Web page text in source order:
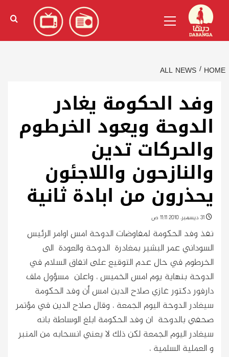
content
الإنجليزية)
Menu
HOME
ALL NEWS
وفد الحكومة يغادر
الدوحة ويعود الخرطوم
والحركات تدين
والنازحون واللاجئون
يحذرون من ابادة ثانية
نفذ وفد الحكومة لمفاوضات الدوحة امس اوامر الرئيس
السوداني عمر البشير بمغادرة الدوحة والعودة الى
الخرطوم في حال عدم التوقيع على اتفاق السلام في
الدوحة بنهاية يوم امس الخميس ، واعلن مسؤول ملف
دارفور دكتور غازي صلاح الدين امس أن وفد الحكومة
سيغادر الدوحة اليوم الجمعة ، وقال صلاح الدين في مؤتمر
صحفي بالدوحة ان وفد الحكومة ابلغ الوساطة بانه
سيغادر اليوم الجمعة لكن ذلك لا يعني انسحابه من المنبر
و العملية السلمية ،